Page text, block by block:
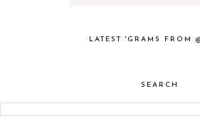
LATEST 'GRAMS FROM
SEARCH